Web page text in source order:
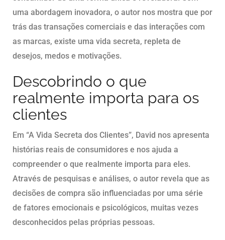
uma abordagem inovadora, o autor nos mostra que por
trás das transações comerciais e das interações com
as marcas, existe uma vida secreta, repleta de
desejos, medos e motivações.
Descobrindo o que
realmente importa para os
clientes
Em “A Vida Secreta dos Clientes”, David nos apresenta
histórias reais de consumidores e nos ajuda a
compreender o que realmente importa para eles.
Através de pesquisas e análises, o autor revela que as
decisões de compra são influenciadas por uma série
de fatores emocionais e psicológicos, muitas vezes
desconhecidos pelas próprias pessoas.